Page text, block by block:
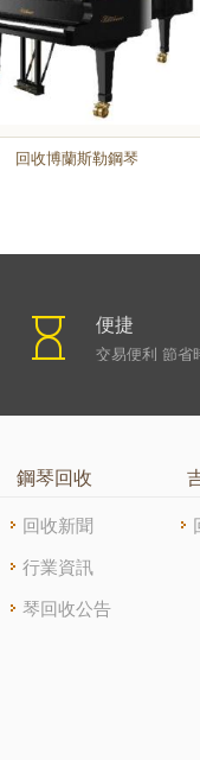
回收博蘭斯勒鋼琴
便捷
交易便利 節省
鋼琴回收
回收新聞
行業資訊
琴回收公告